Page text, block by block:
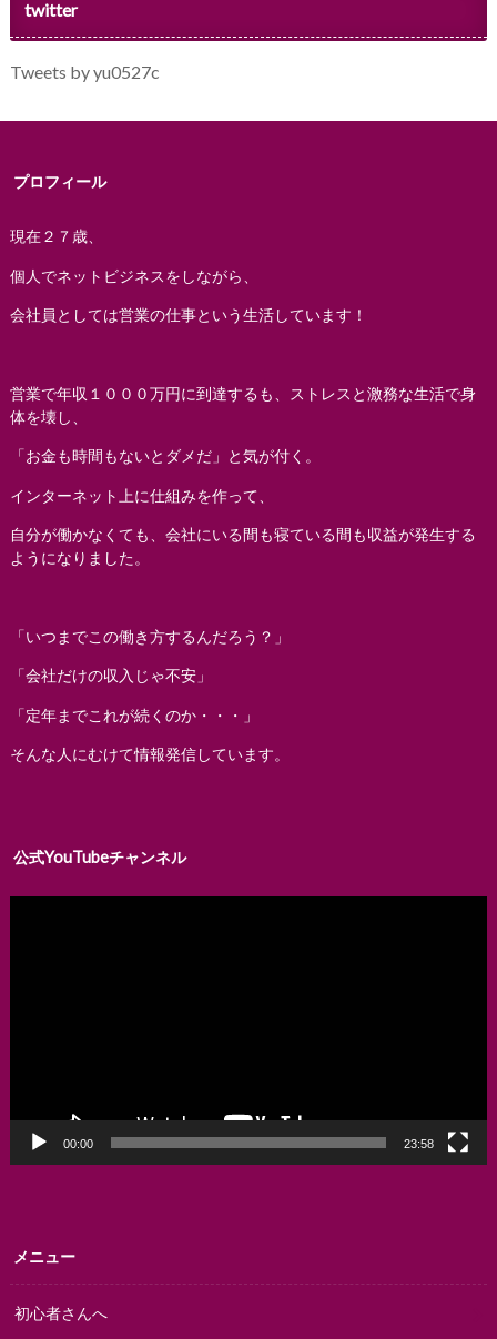
twitter
Tweets by yu0527c
プロフィール
現在２７歳、
個人でネットビジネスをしながら、
会社員としては営業の仕事という生活しています！
営業で年収１０００万円に到達するも、ストレスと激務な生活で身
体を壊し、
「お金も時間もないとダメだ」と気が付く。
インターネット上に仕組みを作って、
自分が働かなくても、会社にいる間も寝ている間も収益が発生する
ようになりました。
「いつまでこの働き方するんだろう？」
「会社だけの収入じゃ不安」
「定年までこれが続くのか・・・」
そんな人にむけて情報発信しています。
公式YouTubeチャンネル
00:00 23:58
メニュー
初心者さんへ